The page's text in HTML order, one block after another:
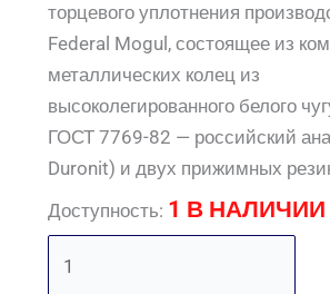
торцевого уплотнения
Federal Mogul, состоящее из
металлических колец из
высоколегированного белого
ГОСТ 7769-82 — российский
Duronit) и двух прижимных
Доступность: 1 В НАЛИЧИИ